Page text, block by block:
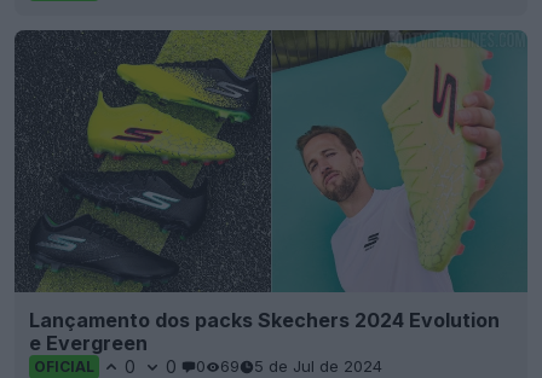
Lançamento dos packs Skechers 2024 Evolution
e Evergreen
OFICIAL 0 0 0 69 5 de Jul de 2024